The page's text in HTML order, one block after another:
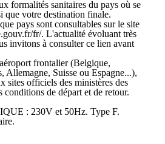
formalités sanitaires du pays où se
que votre destination finale.
pays sont consultables sur le site
fr/. L'actualité évoluant très
invitons à consulter ce lien avant
frontalier (Belgique,
Allemagne, Suisse ou Espagne...),
sites officiels des ministères des
conditions de départ et de retour.
: 230V et 50Hz. Type F.